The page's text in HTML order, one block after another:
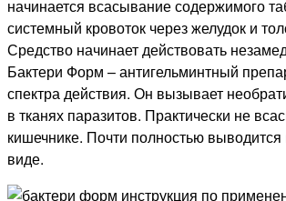
начинается всасывание содержимого
системный кровоток через желудок и
Средство начинает действовать
Бактери Форм – антигельминтный
спектра действия. Он вызывает
в тканях паразитов. Практически не
кишечнике. Почти полностью
виде.